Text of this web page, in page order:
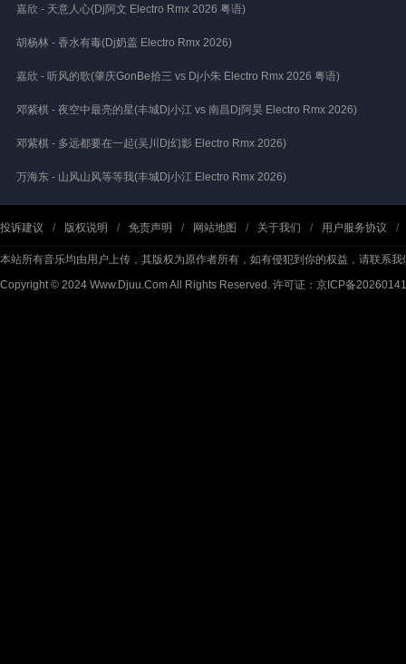
嘉欣 - 天意人心(Dj阿文 Electro Rmx 2026 粤语)
胡杨林 - 香水有毒(Dj奶盖 Electro Rmx 2026)
嘉欣 - 听风的歌(肇庆GonBe拾三 vs Dj小朱 Electro Rmx 2026 粤语)
邓紫棋 - 夜空中最亮的星(丰城Dj小江 vs 南昌Dj阿昊 Electro Rmx 2026)
邓紫棋 - 多远都要在一起(吴川Dj幻影 Electro Rmx 2026)
万海东 - 山风山风等等我(丰城Dj小江 Electro Rmx 2026)
投诉建议 / 版权说明 / 免责声明 / 网站地图 / 关于我们 / 用户服务协议 /
本站所有音乐均由用户上传，其版权为原作者所有，如有侵犯到你的权益，请联系我
Copyright © 2024 Www.Djuu.Com All Rights Reserved. 许可证：京ICP备